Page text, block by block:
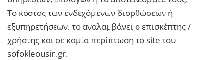
Το κόστος των ενδεχόμενων διορθώσεων ή
εξυπηρετήσεων, το αναλαμβάνει ο επισκέπτης /
χρήστης και σε καμία περίπτωση το site του
sofokleousin.gr.